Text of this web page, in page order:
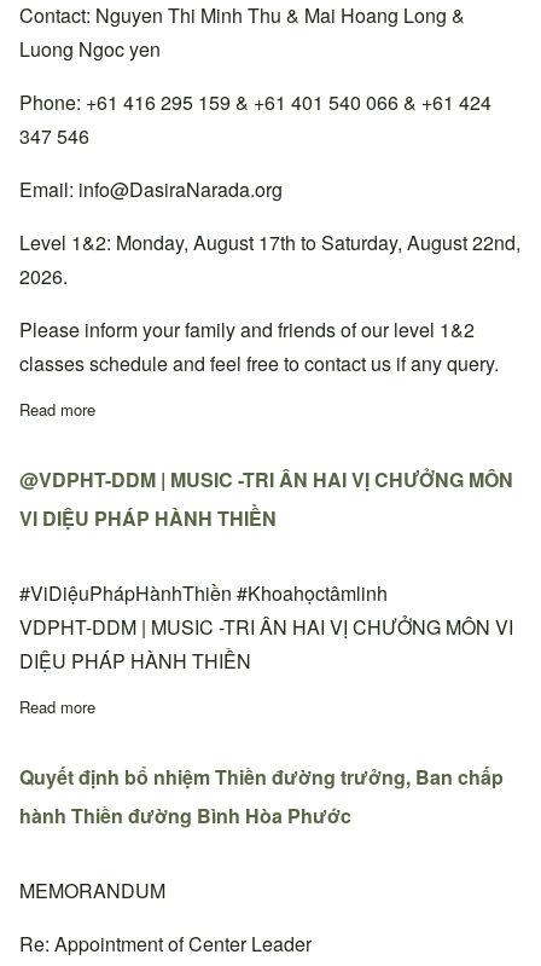
Contact: Nguyen Thi Minh Thu & Mai Hoang Long &
Luong Ngoc yen
Phone: +61 416 295 159 & +61 401 540 066 & +61 424
347 546
Email: info@DasiraNarada.org
Level 1&2: Monday, August 17th to Saturday, August 22nd,
2026.
Please inform your family and friends of our level 1&2
classes schedule and feel free to contact us if any query.
Read more
@VDPHT-DDM | MUSIC -TRI ÂN HAI VỊ CHƯỞNG MÔN
VI DIỆU PHÁP HÀNH THIỀN
#ViDiệuPhápHànhThiền #Khoahọctâmlinh
VDPHT-DDM | MUSIC -TRI ÂN HAI VỊ CHƯỞNG MÔN VI
DIỆU PHÁP HÀNH THIỀN
Read more
Quyết định bổ nhiệm Thiền đường trưởng, Ban chấp
hành Thiền đường Bình Hòa Phước
MEMORANDUM
Re: Appointment of Center Leader